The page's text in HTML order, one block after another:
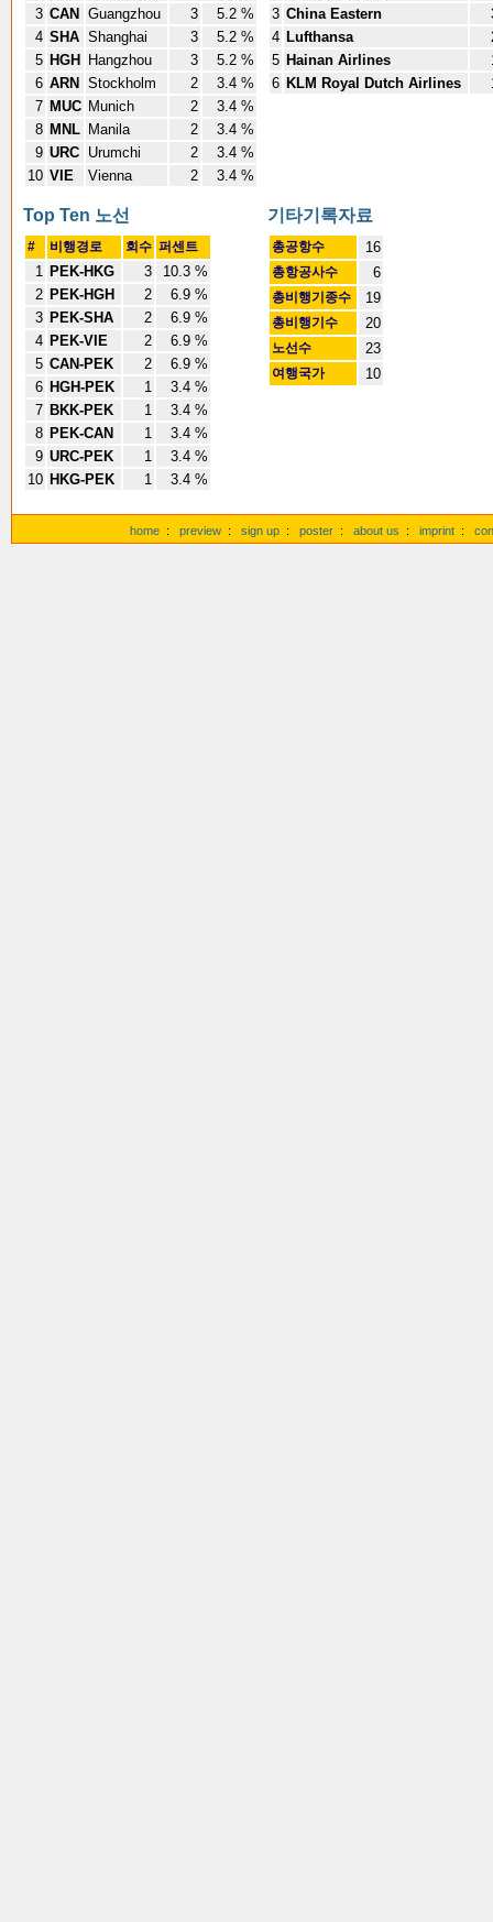
3 CAN Guangzhou 3
5.2 %
4 SHA Shanghai 3
5.2 %
5 HGH Hangzhou 3
5.2 %
6 ARN Stockholm 2
3.4 %
7 MUC Munich 2
3.4 %
8 MNL Manila 2
3.4 %
9 URC Urumchi 2
3.4 %
10 VIE Vienna 2 3.4 %
3 China Eastern
4 Lufthansa
5 Hainan Airlines
6 KLM Royal Dutch Airlines
Top Ten 노선
# 비행경로 회수 퍼센트
1 PEK-HKG 3
10.3 %
2 PEK-HGH 2
6.9 %
3 PEK-SHA 2
6.9 %
4 PEK-VIE 2
6.9 %
5 CAN-PEK 2
6.9 %
6 HGH-PEK 1
3.4 %
7 BKK-PEK 1
3.4 %
8 PEK-CAN 1
3.4 %
9 URC-PEK 1
3.4 %
10 HKG-PEK 1 3.4 %
기타기록자료
총공항수 16
총항공사수 6
총비행기종수 19
총비행기수 20
노선수 23
여행국가 10
home : preview : sign up : poster : about us : imprint :